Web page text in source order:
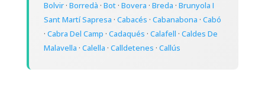
Bolvir· Borredà · Bot· Bovera · Breda · Brunyola I
Sant Martí Sapresa · Cabacés · Cabanabona · Cabó
· Cabra Del Camp · Cadaqués · Calafell · Caldes De
Malavella · Calella · Calldetenes · Callús